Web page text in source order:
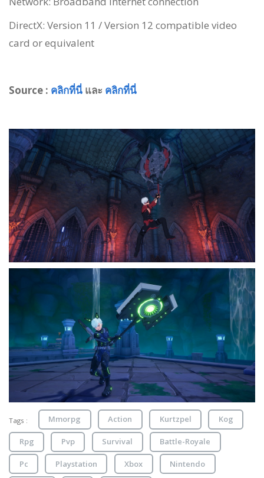
DirectX: Version 11 / Version 12 compatible video
card or equivalent
Source : คลิกที่นี่ และ คลิกที่นี่
Tags : Mmorpg Action Kurtzpel Kog
Rpg Pvp Survival Battle-Royale
Pc Playstation Xbox Nintendo